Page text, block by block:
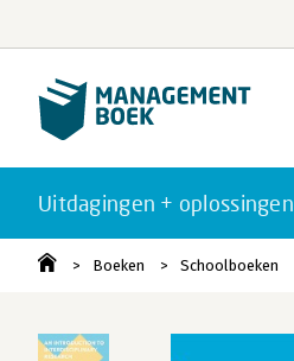
Uitdagingen + oplossingen
Boeken Schoolboeken